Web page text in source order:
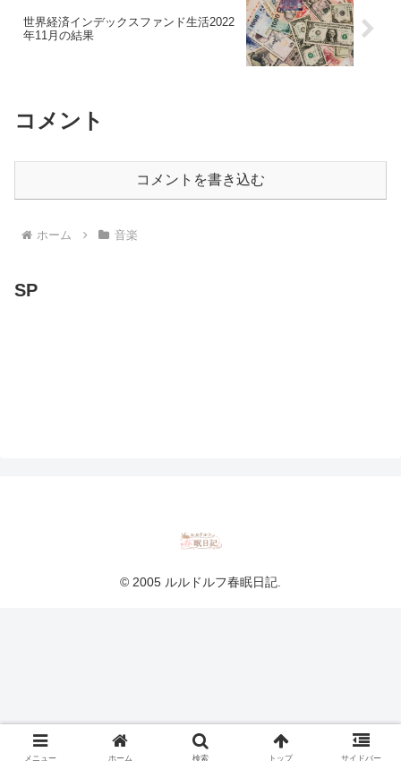
世界経済インデックスファンド生活2022
年11月の結果
コメント
コメントを書き込む
ホーム 音楽
SP
© 2005 ルルドルフ春眠日記.
メニュー ホーム 検索 トップ サイドバー